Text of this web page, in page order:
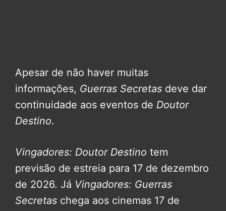
Apesar de não haver muitas
informações, Guerras Secretas deve dar
continuidade aos eventos de Doutor
Destino.
Vingadores: Doutor Destino tem
previsão de estreia para 17 de dezembro
de 2026. Já Vingadores: Guerras
Secretas chega aos cinemas 17 de